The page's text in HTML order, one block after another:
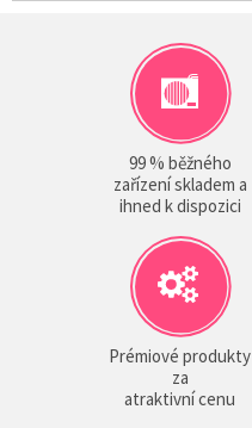
99 % běžného
zařízení skladem a
ihned k dispozici
Prémiové produkty
za
atraktivní cenu